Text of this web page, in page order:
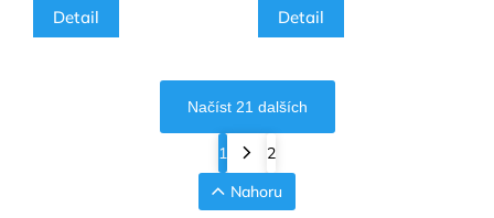
Detail Detail
Načíst 21 dalších
1
2
Nahoru